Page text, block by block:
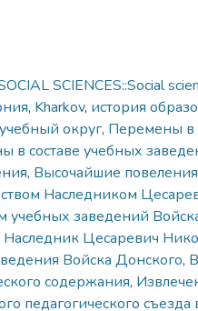
SCIENCES::Social
, Kharkov, история
округ, Перемены в
в составе учебных
, Высочайшие повеления
Наследником
учебных заведений
Цесаревич
Войска Донского,
содержания,
педагогического съезда